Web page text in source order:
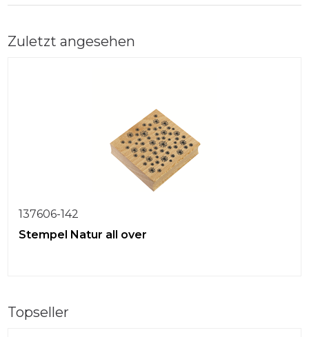
Zuletzt angesehen
137606-142
Stempel Natur all over
Topseller